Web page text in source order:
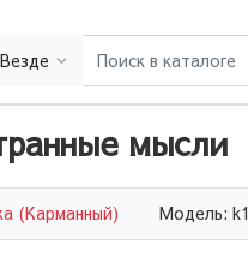
Везде
мысли
(Карманный) Модель: